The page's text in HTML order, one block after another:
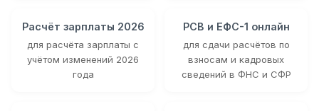
Расчёт зарплаты 2026
для расчёта зарплаты с
учётом изменений 2026
года
РСВ и ЕФС-1 онлайн
для сдачи расчётов по
взносам и кадровых
сведений в ФНС и СФР